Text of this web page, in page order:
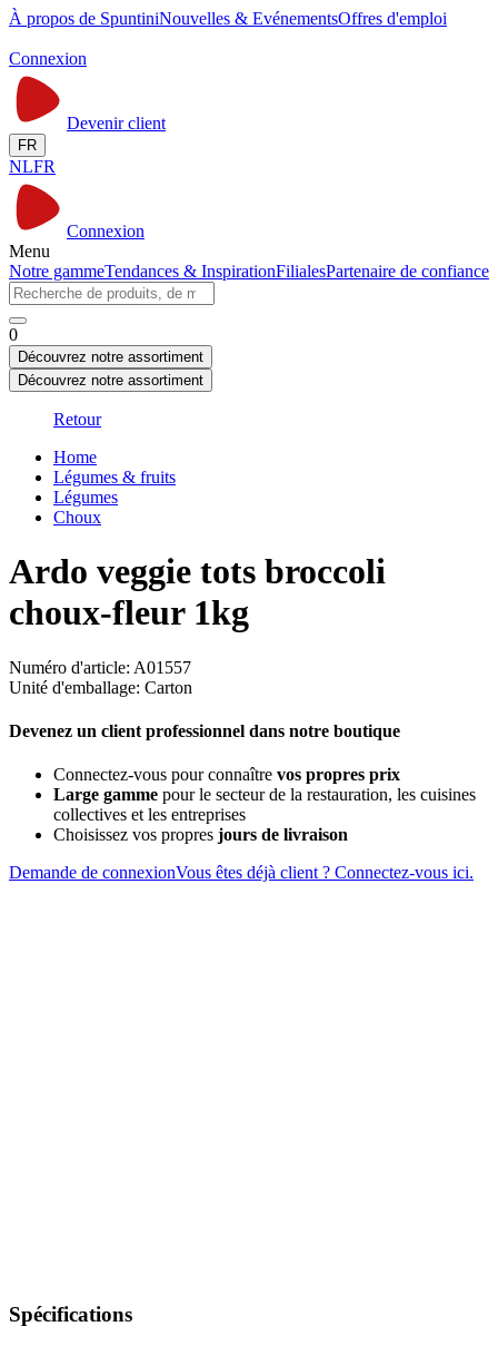
À propos de SpuntiniNouvelles & EvénementsOffres d'emploi
Connexion
Devenir client
FR
NLFR
Connexion
Menu
Notre gammeTendances & InspirationFilialesPartenaire de confiance
0
Découvrez notre assortiment
Découvrez notre assortiment
Retour
Home
Légumes & fruits
Légumes
Choux
Ardo veggie tots broccoli
choux-fleur 1kg
Numéro d'article: A01557
Unité d'emballage: Carton
Devenez un client professionnel dans notre boutique
Connectez-vous pour connaître vos propres prix
Large gamme pour le secteur de la restauration, les cuisines
collectives et les entreprises
Choisissez vos propres jours de livraison
Demande de connexionVous êtes déjà client ? Connectez-vous ici.
Spécifications